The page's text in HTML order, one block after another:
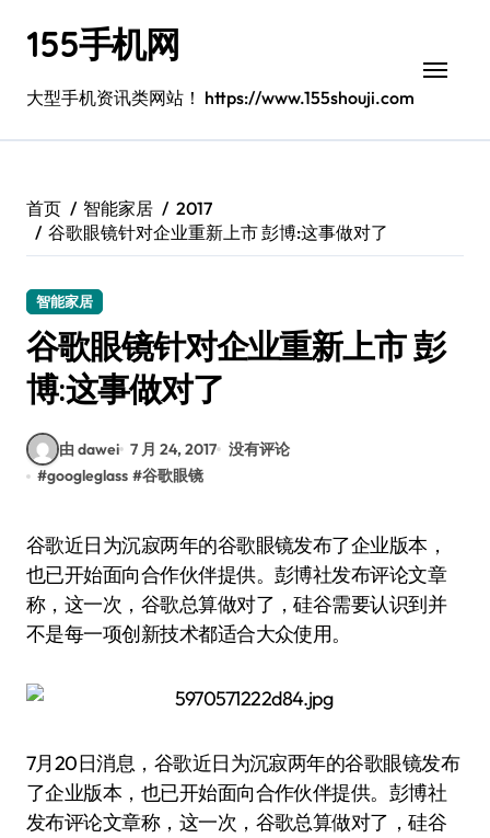
155手机网
大型手机资讯类网站！ https://www.155shouji.com
首页 智能家居
2017
谷歌眼镜针对企业重新上市 彭博:这事做对了
智能家居
谷歌眼镜针对企业重新上市 彭
博:这事做对了
由 dawei 7 月 24, 2017 没有评论
#googleglass #谷歌眼镜
谷歌近日为沉寂两年的谷歌眼镜发布了企业版本，
也已开始面向合作伙伴提供。彭博社发布评论文章
称，这一次，谷歌总算做对了，硅谷需要认识到并
不是每一项创新技术都适合大众使用。
7月20日消息，谷歌近日为沉寂两年的谷歌眼镜发布
了企业版本，也已开始面向合作伙伴提供。彭博社
发布评论文章称，这一次，谷歌总算做对了，硅谷